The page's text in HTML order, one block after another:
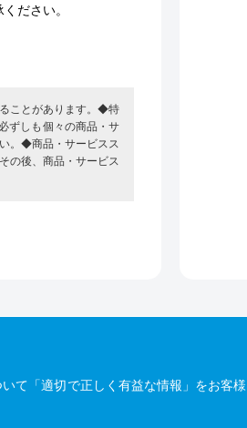
ださい。
ことがあります。◆特
ずしも個々の商品・サ
。◆商品・サービスス
の後、商品・サービス
「適切で正しく有益な情報」をお客